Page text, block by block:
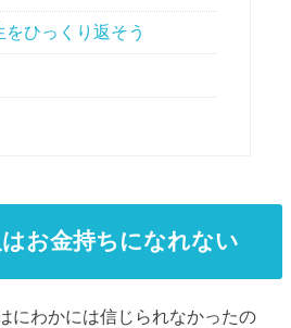
ひっくり返そう
お金持ちになれない
にわかには信じられなかったの